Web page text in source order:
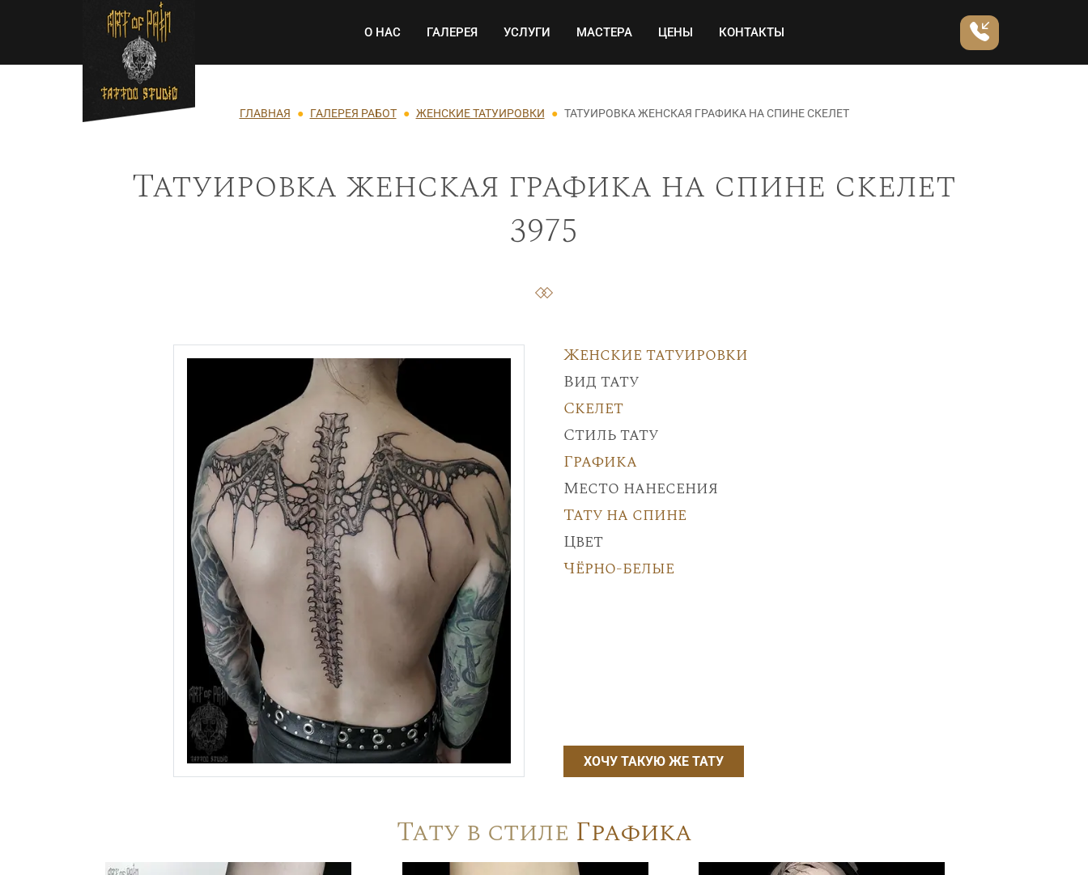
Перейти к основному содержанию Основная навигация
О НАС ГАЛЕРЕЯ УСЛУГИ МАСТЕРА ЦЕНЫ КОНТАКТЫ
Строка навигации
ГЛАВНАЯ ГАЛЕРЕЯ РАБОТ ЖЕНСКИЕ ТАТУИРОВКИ ТАТУИРОВКА ЖЕНСКАЯ ГРАФИКА НА СПИНЕ СКЕЛЕТ
Татуировка женская графика на спине скелет
3975
Женские татуировки
Вид тату
Скелет
Стиль тату
Графика
Место нанесения
Тату на спине
Цвет
Чёрно-белые
ХОЧУ ТАКУЮ ЖЕ ТАТУ
Тату в стиле Графика